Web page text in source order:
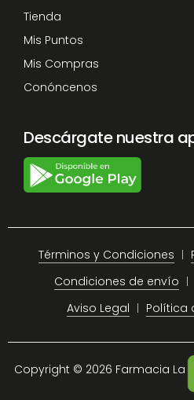
Tienda
Mis Puntos
Mis Compras
Conóncenos
Descárgate nuestra
Términos y Condiciones
Condiciones de envío
Aviso Legal
Política
Copyright © 2026 Farmacia La